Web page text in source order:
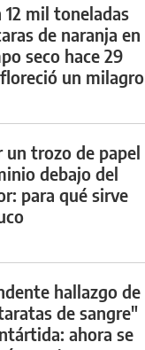
mil toneladas
de naranja en
seco hace 29
un milagro
un trozo de papel
debajo del
para qué sirve
hallazgo de
de sangre"
ahora se